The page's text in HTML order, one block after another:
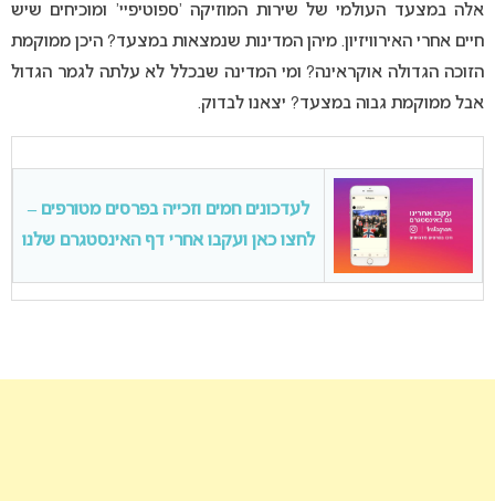
אלה במצעד העולמי של שירות המוזיקה ‘ספוטיפיי’ ומוכיחים שיש
חיים אחרי האירוויזיון. מיהן המדינות שנמצאות במצעד? היכן ממוקמת
הזוכה הגדולה אוקראינה? ומי המדינה שבכלל לא עלתה לגמר הגדול
אבל ממוקמת גבוה במצעד? יצאנו לבדוק.
לעדכונים חמים וזכייה בפרסים מטורפים –
לחצו כאן ועקבו אחרי דף האינסטגרם שלנו